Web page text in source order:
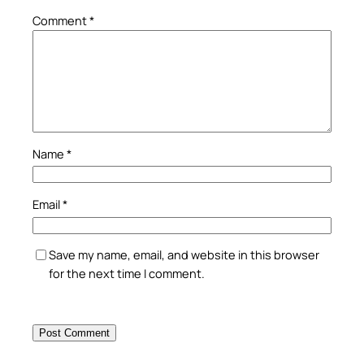
Comment*
Name *
Email*
Save my name, email, and website in this browser
for the next time I comment.